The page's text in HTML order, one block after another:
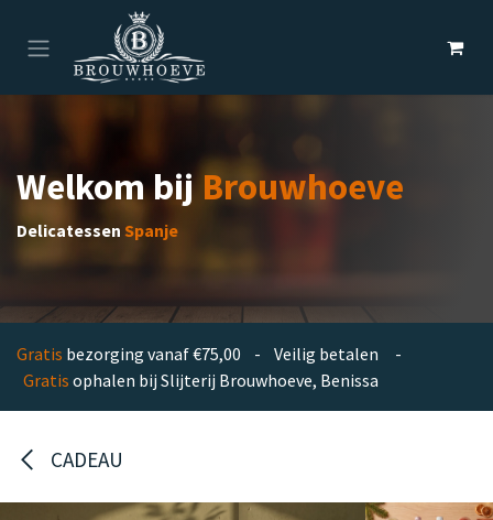
Overslaan naar inhoud
Welkom bijBrouwhoeve
Delicatessen Spanje
Gratis bezorging vanaf €75,00 - Veilig betalen -
Gratis ophalen bij Slijterij Brouwhoeve, Benissa
CADEAU